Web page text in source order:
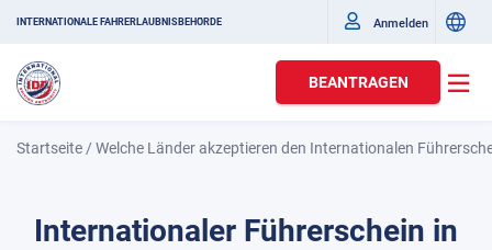
INTERNATIONALE FAHRERLAUBNISBEHÖRDE Anmelden
BEANTRAGEN
Startseite /Welche Länder akzeptieren den Internationalen
Internationaler Führerschein in